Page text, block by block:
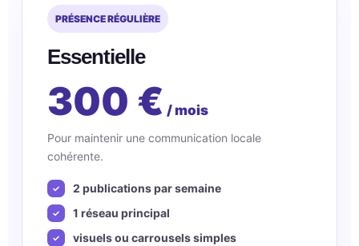
PRÉSENCE RÉGULIÈRE
Essentielle
300 € / mois
Pour maintenir une communication locale
cohérente.
2 publications par semaine
1 réseau principal
visuels ou carrousels simples